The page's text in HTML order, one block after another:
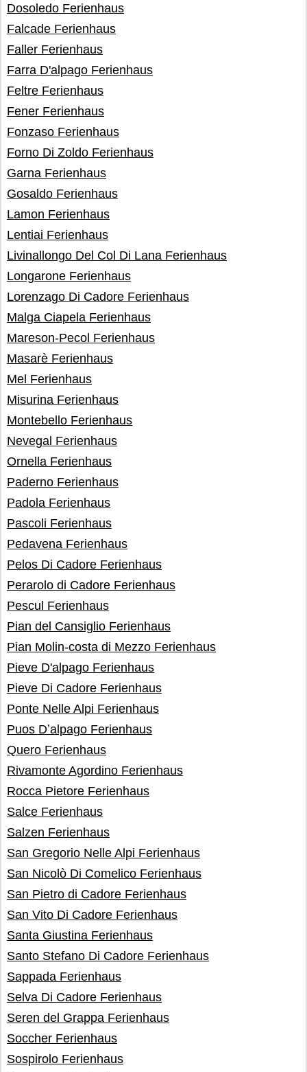
Dosoledo Ferienhaus
Falcade Ferienhaus
Faller Ferienhaus
Farra D'alpago Ferienhaus
Feltre Ferienhaus
Fener Ferienhaus
Fonzaso Ferienhaus
Forno Di Zoldo Ferienhaus
Garna Ferienhaus
Gosaldo Ferienhaus
Lamon Ferienhaus
Lentiai Ferienhaus
Livinallongo Del Col Di Lana Ferienhaus
Longarone Ferienhaus
Lorenzago Di Cadore Ferienhaus
Malga Ciapela Ferienhaus
Mareson-Pecol Ferienhaus
Masarè Ferienhaus
Mel Ferienhaus
Misurina Ferienhaus
Montebello Ferienhaus
Nevegal Ferienhaus
Ornella Ferienhaus
Paderno Ferienhaus
Padola Ferienhaus
Pascoli Ferienhaus
Pedavena Ferienhaus
Pelos Di Cadore Ferienhaus
Perarolo di Cadore Ferienhaus
Pescul Ferienhaus
Pian del Cansiglio Ferienhaus
Pian Molin-costa di Mezzo Ferienhaus
Pieve D'alpago Ferienhaus
Pieve Di Cadore Ferienhaus
Ponte Nelle Alpi Ferienhaus
Puos Dʼalpago Ferienhaus
Quero Ferienhaus
Rivamonte Agordino Ferienhaus
Rocca Pietore Ferienhaus
Salce Ferienhaus
Salzen Ferienhaus
San Gregorio Nelle Alpi Ferienhaus
San Nicolò Di Comelico Ferienhaus
San Pietro di Cadore Ferienhaus
San Vito Di Cadore Ferienhaus
Santa Giustina Ferienhaus
Santo Stefano Di Cadore Ferienhaus
Sappada Ferienhaus
Selva Di Cadore Ferienhaus
Seren del Grappa Ferienhaus
Soccher Ferienhaus
Sospirolo Ferienhaus